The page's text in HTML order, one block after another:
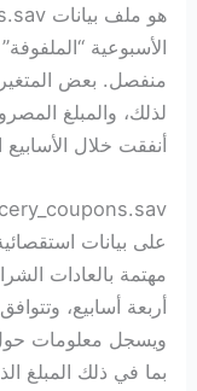
الأسبوعية
منفصل. بعض
لذلك، والمبلغ
أنفقت خلال الأسابيع
على بيانات
مهتمة بالعادات
أربعة أسابيع،
ويسجل معلومات حول
بما في ذلك المبلغ